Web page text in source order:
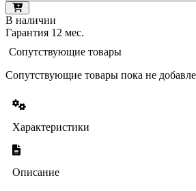
В наличии
Гарантия 12 мес.
Сопутствующие товары
Сопутствующие товары пока не
Характеристики
Описание